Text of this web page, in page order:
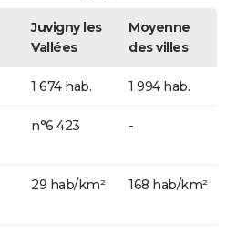
Juvigny les
Vallées
Moyenne
des villes
1 674 hab. 1 994 hab.
n°6 423 -
29 hab/km² 168 hab/km²